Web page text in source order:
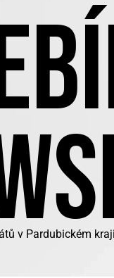
v Pardubickém